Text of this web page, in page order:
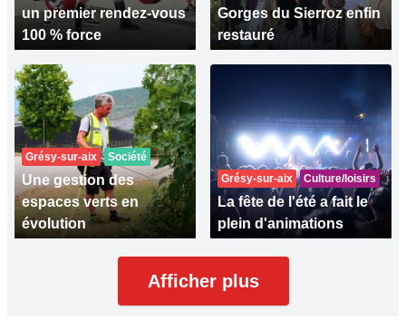
un premier rendez-vous
100 % force
Gorges du Sierroz enfin
restauré
Grésy-sur-aix Société
Une gestion des
espaces verts en
évolution
Grésy-sur-aix Culture/loisirs
La fête de l'été a fait le
plein d'animations
Afficher plus